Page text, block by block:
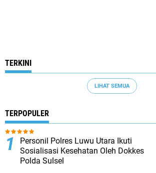
TERKINI
LIHAT SEMUA
TERPOPULER
Personil Polres Luwu Utara Ikuti
Sosialisasi Kesehatan Oleh Dokkes
Polda Sulsel